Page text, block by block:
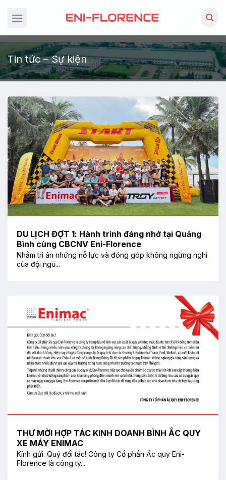
đến
dung
Tin tức – Sự kiện
DU LỊCH ĐỢT 1: Hành trình đáng nhớ tại Quảng
Bình cùng CBCNV Eni-Florence
Nhằm tri ân những nỗ lực và đóng góp không ngừng nghỉ
của đội ngũ...
THƯ MỜI HỢP TÁC KINH DOANH BÌNH ẮC QUY
XE MÁY ENIMAC
Kính gửi: Quý đối tác! Công ty Cổ phần Ắc quy Eni-
Florence là công ty...